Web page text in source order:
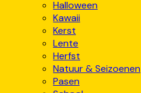
Halloween
Kawaii
Kerst
Lente
Herfst
Natuur & Seizoenen
Pasen